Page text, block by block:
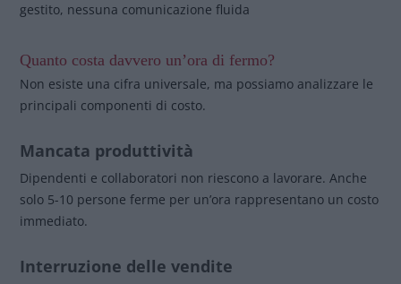
gestito, nessuna comunicazione fluida
Quanto costa davvero un’ora di fermo?
Non esiste una cifra universale, ma possiamo analizzare le
principali componenti di costo.
Mancata produttività
Dipendenti e collaboratori non riescono a lavorare. Anche
solo 5-10 persone ferme per un’ora rappresentano un costo
immediato.
Interruzione delle vendite